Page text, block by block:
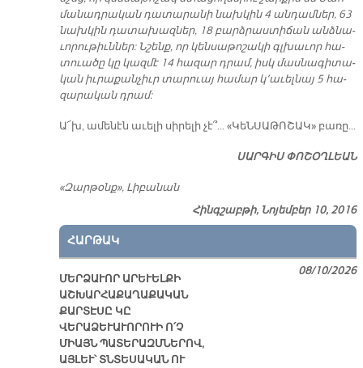
մա­նադ­րա­կան դա­տա­րա­նի նախ­կին 4 ա­նդամ­ներ, 63
նախ­կին դատ­ա­խազ­ներ, 18 բարձ­րաստի­ճան անձ­նա­
ւո­րու­թի­ւննե­ր: Ն­­շենք, ո­ր կեն­սա­թո­շա­կի գլխա­ւոր հա­
տուա­ծը կը կազ­մէ 14 հ­­ա­զար դրամ, իսկ մաս­նա­գի­տա­
կան իւ­րա­քան­չիւր տա­րուայ հա­մար կ՚ա­ւել­նայ 5 հա­
զա­րա­կան դրամ:
Ա՜խ, ա­մե­նէն ա­ւե­լի սի­րե­լի չէ­՞.­.. «ԿեՆ­ՍԱ­ԹՈ­ՇԱԿ» բ­­ա­ռը...
ՍԱՐ­ԳԻՍ ՓՈ­ՇՕՂ­ԼԵԱՆ
«Զար­թօնք», Լի­բա­նան
Հինգշաբթի, Նոյեմբեր 10, 2016
ՀԱՐԹԱԿ
ՄԵՐՁԱՒՈՐ ԱՐԵՒԵԼՔԻ
ԱՇԽԱՐՀԱՔԱՂԱՔԱԿԱՆ
ՔԱՐՏԷՍԸ ԿԸ
ՎԵՐԱՁԵՒԱՒՈՐՈՒԻ Ո՛Չ
ՄԻԱՅՆ ՊԱՏԵՐԱԶՄՆԵՐՈՎ,
ԱՅԼԵՒ՝ ՏՆՏԵՍԱԿԱՆ ՈՒ
08/10/2026